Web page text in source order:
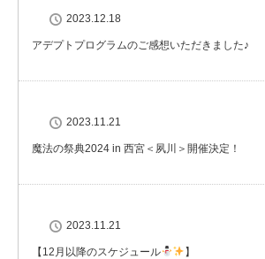
2023.12.18
アデプトプログラムのご感想いただきました♪
2023.11.21
魔法の祭典2024 in 西宮＜夙川＞開催決定！
2023.11.21
【12月以降のスケジュール 】